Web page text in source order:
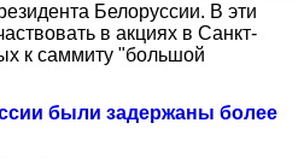
Белоруссии. В эти
в акциях в Санкт-
к саммиту "большой
были задержаны более